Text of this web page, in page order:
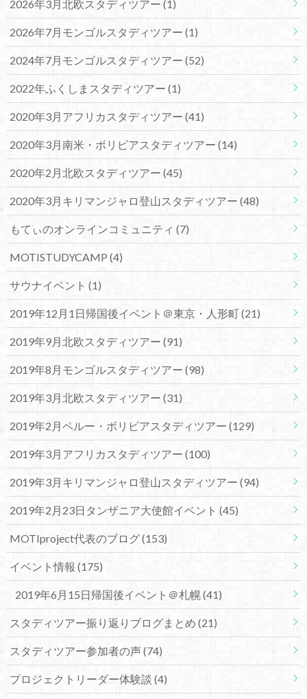
2026年3月北欧スタディツアー (1)
2026年7月モンゴルスタディツアー (1)
2024年7月モンゴルスタディツアー (52)
2022年ふくしまスタディツアー (1)
2020年3月アフリカスタディツアー (41)
2020年3月南米・ボリビアスタディツアー (14)
2020年2月北欧スタディツアー (45)
2020年3月キリマンジャロ登山スタディツアー (48)
もてぃのオンラインコミュニティ (7)
MOTISTUDYCAMP (4)
サウナイベント (1)
2019年12月1日帰国後イベント＠東京・人形町(21)
2019年9月北欧スタディツアー (91)
2019年8月モンゴルスタディツアー (98)
2019年3月北欧スタディツアー (31)
2019年2月ペルー・ボリビアスタディツアー (129)
2019年3月アフリカスタディツアー (100)
2019年3月キリマンジャロ登山スタディツアー (94)
2019年2月23日タンザニア大使館イベント (45)
MOTIproject代表のブログ(153)
イベント情報 (175)
2019年6月15日帰国後イベント＠札幌(41)
スタディツアー振り返りブログまとめ (21)
スタディツアー参加者の声(74)
プロジェクトリーダー体験談 (4)